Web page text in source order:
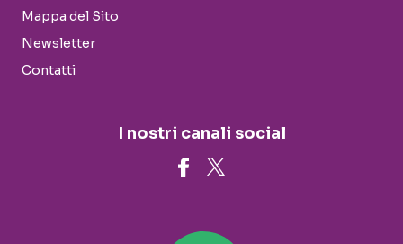
Mappa del Sito
Newsletter
Contatti
I nostri canali social